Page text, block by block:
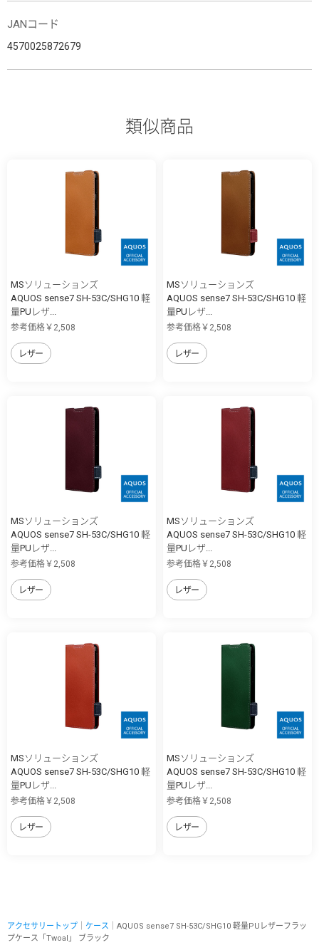
JANコード
4570025872679
類似商品
MSソリューションズ
AQUOS sense7 SH-53C/SHG10 軽
量PUレザ...
参考価格￥2,508
レザー
MSソリューションズ
AQUOS sense7 SH-53C/SHG10 軽
量PUレザ...
参考価格￥2,508
レザー
MSソリューションズ
AQUOS sense7 SH-53C/SHG10 軽
量PUレザ...
参考価格￥2,508
レザー
MSソリューションズ
AQUOS sense7 SH-53C/SHG10 軽
量PUレザ...
参考価格￥2,508
レザー
MSソリューションズ
AQUOS sense7 SH-53C/SHG10 軽
量PUレザ...
参考価格￥2,508
レザー
MSソリューションズ
AQUOS sense7 SH-53C/SHG10 軽
量PUレザ...
参考価格￥2,508
レザー
アクセサリートップ ケース ｜AQUOS sense7 SH-53C/SHG10 軽量PUレザーフラッ
プケース「Twoal」 ブラック